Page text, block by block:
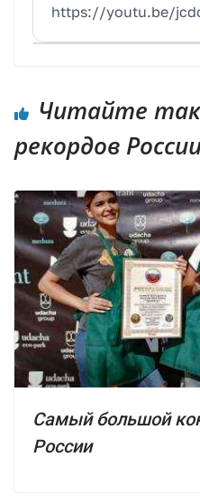
https://youtu.be/
Читайте
рекордов
Самый большой
России